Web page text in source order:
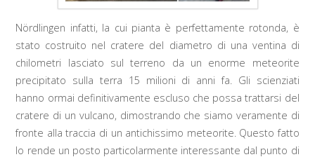
Nördlingen infatti, la cui pianta è perfettamente rotonda, è
stato costruito nel cratere del diametro di una ventina di
chilometri lasciato sul terreno da un enorme meteorite
precipitato sulla terra 15 milioni di anni fa. Gli scienziati
hanno ormai definitivamente escluso che possa trattarsi del
cratere di un vulcano, dimostrando che siamo veramente di
fronte alla traccia di un antichissimo meteorite. Questo fatto
lo rende un posto particolarmente interessante dal punto di